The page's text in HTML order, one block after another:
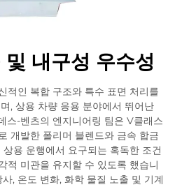
내구성 우수성
적인 복합 구조와 특수 표면 처리를
, 상용 차량 응용 분야에서 뛰어난
스-벤츠의 엔지니어링 팀은 V클래스
개발한 폴리머 블렌드와 금속 합금
용 운행에서 요구되는 혹독한 조건
적 미관을 유지할 수 있도록 했습니
, 온도 변화, 화학 물질 노출 및 기계